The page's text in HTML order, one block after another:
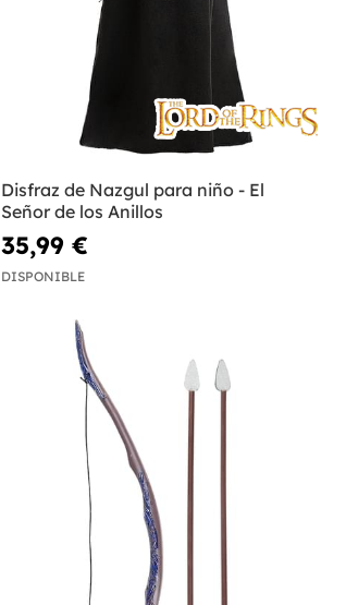
Disfraz de Nazgul para niño - El
Señor de los Anillos
35,99 €
DISPONIBLE